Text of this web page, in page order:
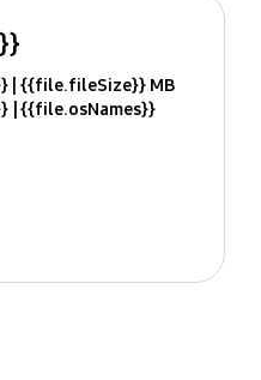
{{file.fileSize}} MB
{{file.osNames}}